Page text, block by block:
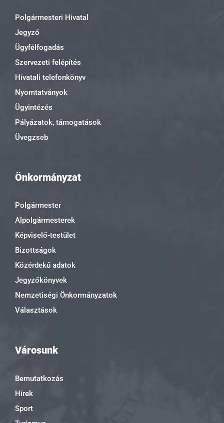
Polgármesteri Hivatal
Jegyző
Ügyfélfogadás
Szervezeti felépítés
Hivatali telefonkönyv
Nyomtatványok
Ügyintézés
Pályázatok, támogatások
Üvegzseb
Önkormányzat
Polgármester
Alpolgármesterek
Képviselő-testület
Bizottságok
Közérdekű adatok
Jegyzőkönyvek
Nemzetiségi Önkormányzatok
Választások
Városunk
Bemutatkozás
Hírek
Sport